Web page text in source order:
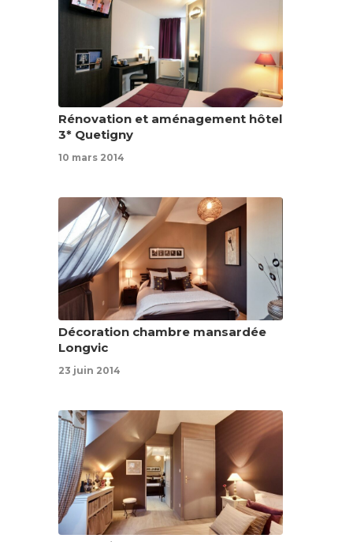
Rénovation et aménagement hôtel
3* Quetigny
10 mars 2014
Décoration chambre mansardée
Longvic
23 juin 2014